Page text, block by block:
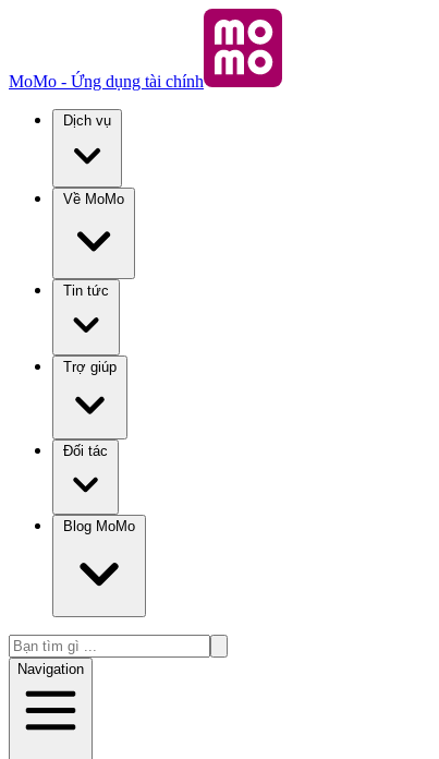
MoMo - Ứng dụng tài chính
Dịch vụ
Về MoMo
Tin tức
Trợ giúp
Đối tác
Blog MoMo
Navigation